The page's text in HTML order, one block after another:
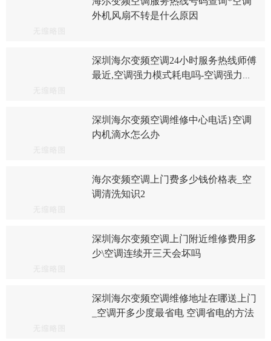
外机风扇不转是什么原因
深圳海尔变频空调24小时服务热线师傅
最近,空调强力模式耗电吗-空调强力模
深圳海尔变频空调维修中心电话}空调
内机滴水怎么办
海尔变频空调上门费多少钱价格表_空
调清洗知识2
深圳海尔变频空调上门附近维修费用多
少\空调连续开三天会坏吗
深圳海尔变频空调维修地址在哪送上门
_空调开多少度最省电 空调省电的方法